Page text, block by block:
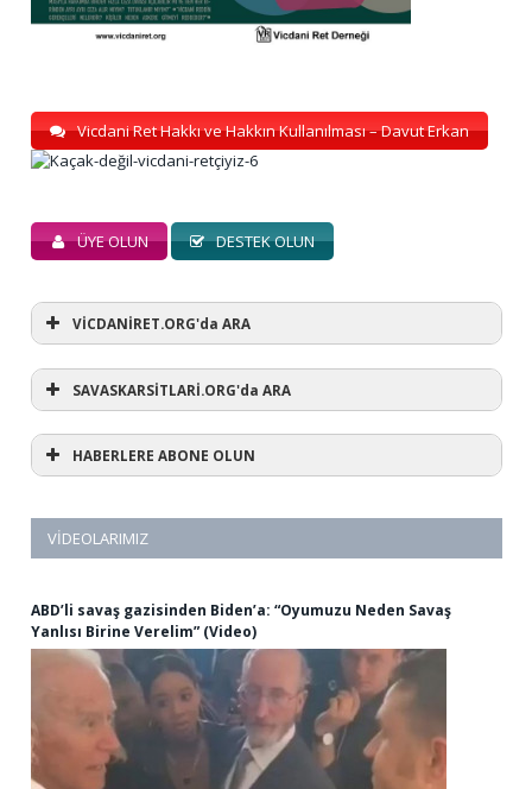
Vicdani Ret Hakkı ve Hakkın Kullanılması – Davut Erkan
ÜYE OLUN DESTEK OLUN
VİCDANİRET.ORG'da ARA
SAVASKARSİTLARİ.ORG'da ARA
HABERLERE ABONE OLUN
VIDEOLARIMIZ
ABD’li savaş gazisinden Biden’a: “Oyumuzu Neden Savaş
Yanlısı Birine Verelim” (Video)